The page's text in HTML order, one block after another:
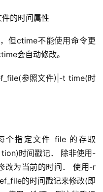
的时间属性
但ctime不能使用命令更
会自动修改。
参照文件)|-t time(时
个指定文件 file 的存取
时间戳记． 除非使用-
改为当前的时间． 使用-r
的时间戳记来修改(即